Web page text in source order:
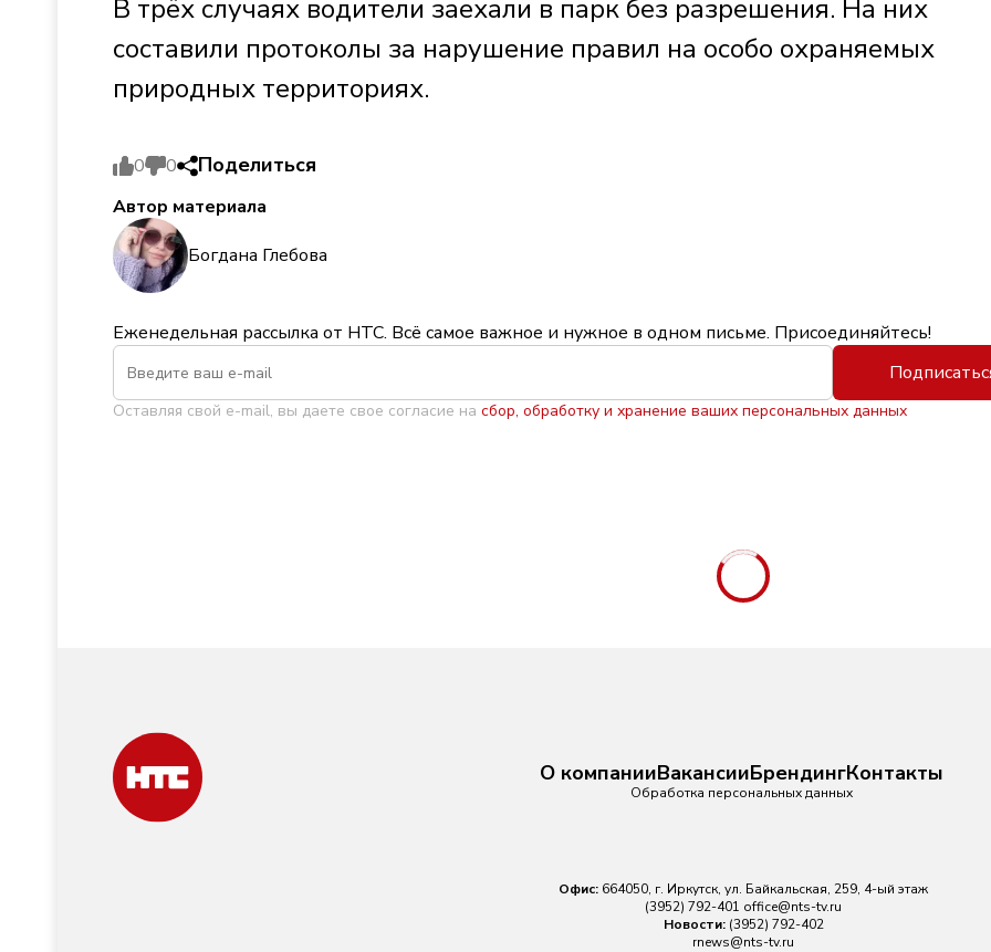
В трёх случаях водители заехали в парк без разрешения. На них
составили протоколы за нарушение правил на особо охраняемых
природных территориях.
0 0 Поделиться
Автор материала
Богдана Глебова
Еженедельная рассылка от НТС. Всё самое важное и нужное в одном письме. Присоединяйтесь!
Оставляя свой e-mail, вы даете свое согласие на сбор, обработку и хранение ваших персональных данных
О компанииВакансииБрендингКонтакты
Обработка персональных данных
Офис: 664050, г. Иркутск, ул. Байкальская, 259, 4-ый этаж
(3952) 792-401 office@nts-tv.ru
Новости: (3952) 792-402
rnews@nts-tv.ru